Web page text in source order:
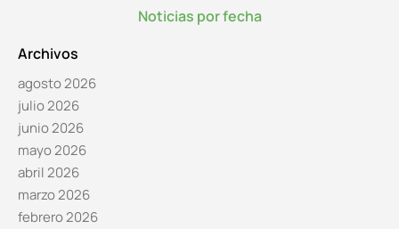
Noticias por fecha
Archivos
agosto 2026
julio 2026
junio 2026
mayo 2026
abril 2026
marzo 2026
febrero 2026